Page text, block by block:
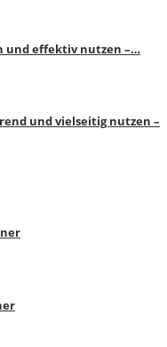
und effektiv nutzen –…
und vielseitig nutzen –